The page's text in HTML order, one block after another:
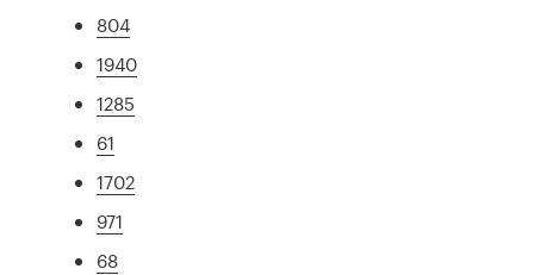
804
1940
1285
61
1702
971
68